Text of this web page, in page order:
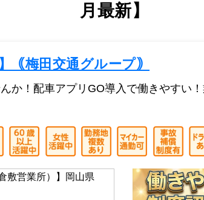
月最新】
｟梅田交通グループ｠
か！配車アプリGO導入で働きやすい
敷営業所）】岡山県